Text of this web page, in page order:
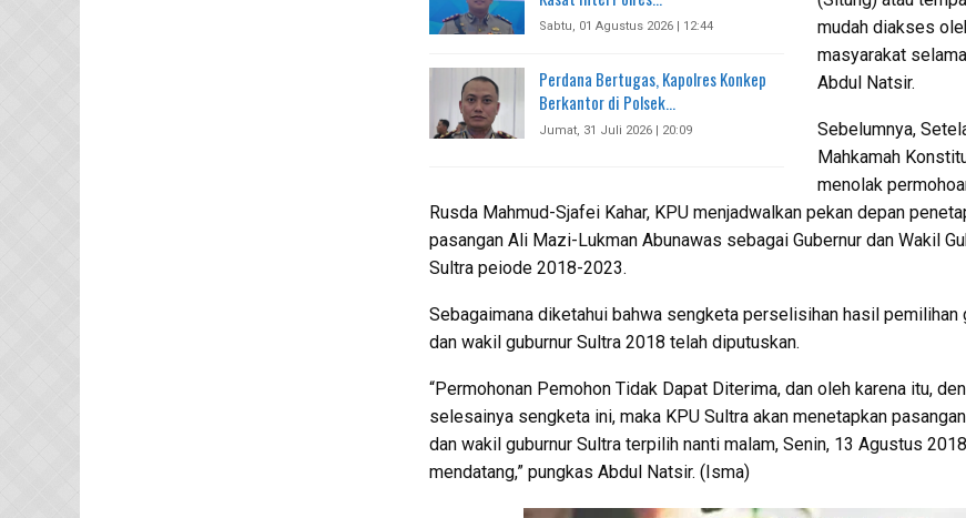
Sabtu, 01 Agustus 2026 | 12:44
Perdana Bertugas, Kapolres Konkep
Berkantor di Polsek…
Jumat, 31 Juli 2026 | 20:09
mudah diakses
masyarakat
Abdul Natsir.
Sebelumnya,
Mahkamah
menolak
Rusda Mahmud-Sjafei Kahar, KPU menjadwalkan pekan depan
pasangan Ali Mazi-Lukman Abunawas sebagai Gubernur dan Wakil
Sultra peiode 2018-2023.
Sebagaimana diketahui bahwa sengketa perselisihan hasil pemilihan
dan wakil guburnur Sultra 2018 telah diputuskan.
“Permohonan Pemohon Tidak Dapat Diterima, dan oleh karena itu,
selesainya sengketa ini, maka KPU Sultra akan menetapkan
dan wakil guburnur Sultra terpilih nanti malam, Senin, 13 Agustus 2018
mendatang,” pungkas Abdul Natsir. (Isma)